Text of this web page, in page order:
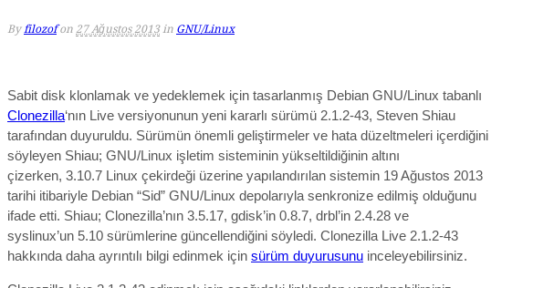
By filozof on 27 Ağustos 2013 in GNU/Linux
Sabit disk klonlamak ve yedeklemek için tasarlanmış Debian GNU/Linux tabanlı
Clonezilla‘nın Live versiyonunun yeni kararlı sürümü 2.1.2-43, Steven Shiau
tarafından duyuruldu. Sürümün önemli geliştirmeler ve hata düzeltmeleri içerdiğini
söyleyen Shiau; GNU/Linux işletim sisteminin yükseltildiğinin altını
çizerken, 3.10.7 Linux çekirdeği üzerine yapılandırılan sistemin 19 Ağustos 2013
tarihi itibariyle Debian “Sid” GNU/Linux depolarıyla senkronize edilmiş olduğunu
ifade etti. Shiau; Clonezilla’nın 3.5.17, gdisk’in 0.8.7, drbl’in 2.4.28 ve
syslinux’un 5.10 sürümlerine güncellendiğini söyledi. Clonezilla Live 2.1.2-43
hakkında daha ayrıntılı bilgi edinmek için sürüm duyurusunu inceleyebilirsiniz.